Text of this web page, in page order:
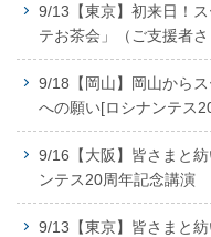
9/13【東京】初来日！
テお茶会」（ご支援者さ
9/18【岡山】岡山から
への願い[ロシナンテス
9/16【大阪】皆さまと
ンテス20周年記念講演
9/13【東京】皆さまと